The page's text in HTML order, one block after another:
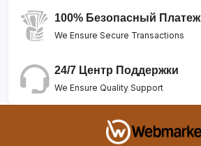
100% Безопасный Платеж
We Ensure Secure Transactions
24/7 Центр Поддержки
We Ensure Quality Support